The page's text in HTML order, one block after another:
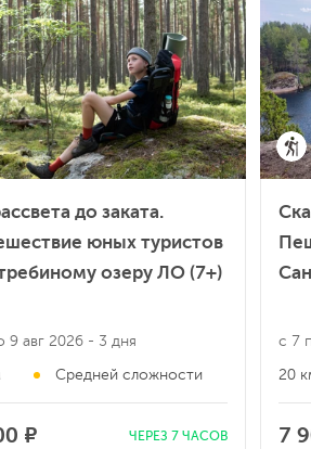
до заката.
юных туристов
озеру ЛО (7+)
9 авг 2026 - 3 дня
Средней сложности
₽ ЧЕРЕЗ 7 ЧАСОВ
с 7
20
7